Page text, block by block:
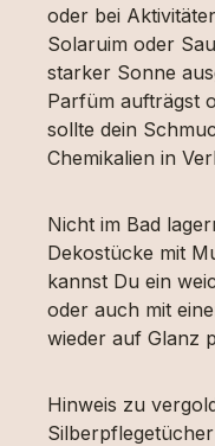
oder bei
Solaruim oder
starker Sonne
Parfüm aufträgst
sollte dein
Chemikalien in
Nicht im Bad
Dekostücke mit
kannst Du ein
oder auch mit
wieder auf Glanz
Hinweis zu